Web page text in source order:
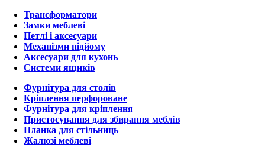
Трансформатори
Замки меблеві
Петлі і аксесуари
Механізми підйому
Аксесуари для кухонь
Системи ящиків
Фурнітура для столів
Кріплення перфороване
Фурнітура для кріплення
Пристосування для збирання меблів
Планка для стільниць
Жалюзі меблеві